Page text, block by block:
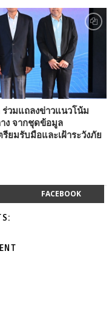
วมแถลงข่าวแนวโน้ม
ง จากชุดข้อมูล
ยมรับมือและเฝ้าระวังภัย
FACEBOOK